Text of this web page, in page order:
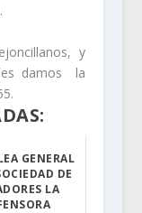
y
damos la
GENERAL
DE
LA